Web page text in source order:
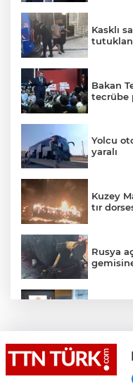
Kasklı
Bakan
tecrübe
Yolcu
yaralı
Kuzey
tır
Rusya
Lukaku